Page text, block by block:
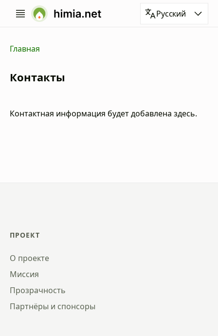
Русский
Главная
Контакты
Контактная информация будет добавлена здесь.
ПРОЕКТ
О проекте
Миссия
Прозрачность
Партнёры и спонсоры